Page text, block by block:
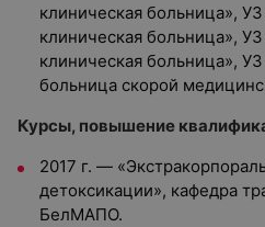
клиническая больница»,
клиническая больница»,
клиническая больница»,
больница скорой
Курсы, повышение
2017 г. —
детоксикации», кафедра
БелМАПО.